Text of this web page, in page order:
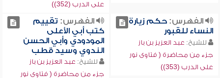
على الدرب (352))
الفهرس:حكم زيارة
النساء للقبور
للشيخ: عبد العزيز بن باز
جزء من محاضرة ( فتاوى نور
على الدرب (353))
الفهرس: تقييم
كتب أبي الأعلى
المودودي وأبي الحسن
الندوي وسيد قطب
للشيخ: عبد العزيز بن باز
جزء من محاضرة ( فتاوى نور